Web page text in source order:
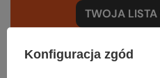
TWOJA LISTA
Konfiguracja zgód